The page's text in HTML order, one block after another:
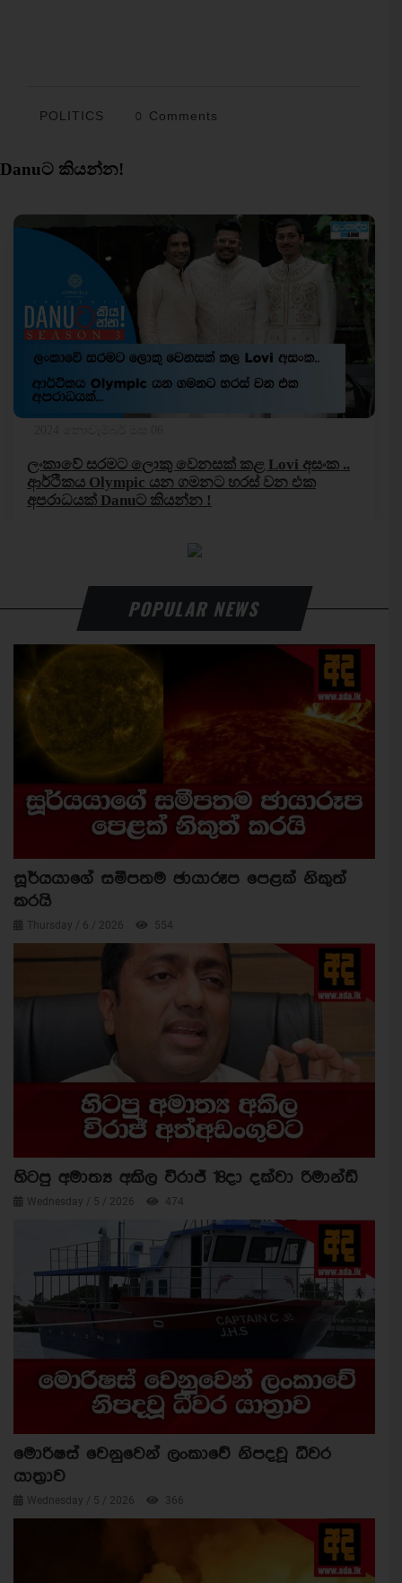
POLITICS 0 Comments
POPULAR NEWS
සූර්යයාගේ සමීපතම ඡායාරූප පෙළක් නිකුත්
කරයි
Thursday / 6 / 2026 554
හිටපු අමාත්‍ය අකිල විරාජ් 18දා දක්වා රිමාන්ඩ්
Wednesday / 5 / 2026 474
මොරිෂස් වෙනුවෙන් ලංකාවේ නිපදවූ ධීවර
යාත්‍රාව
Wednesday / 5 / 2026 366